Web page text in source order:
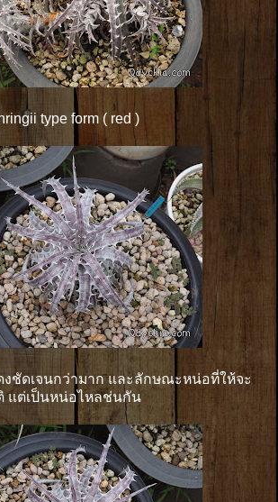
type form ( red )
ชัดเจนกว่ามาก และลักษณะหน่อที่ให้จะ
แต่เป็นหน่อไหลช่นกัน